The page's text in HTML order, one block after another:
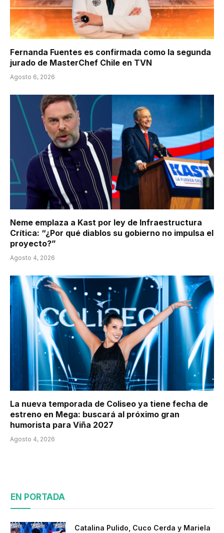
Fernanda Fuentes es confirmada como la segunda
jurado de MasterChef Chile en TVN
Agosto 6, 2026
Neme emplaza a Kast por ley de Infraestructura
Crítica: “¿Por qué diablos su gobierno no impulsa el
proyecto?”
Agosto 4, 2026
La nueva temporada de Coliseo ya tiene fecha de
estreno en Mega: buscará al próximo gran
humorista para Viña 2027
Agosto 4, 2026
EN PORTADA
Catalina Pulido, Cuco Cerda y Mariela